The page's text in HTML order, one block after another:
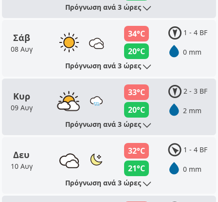
Πρόγνωση ανά 3 ώρες
Σάβ
08 Αυγ
34°C
20°C
1 - 4 BF
0 mm
Πρόγνωση ανά 3 ώρες
Κυρ
09 Αυγ
33°C
20°C
2 - 3 BF
2 mm
Πρόγνωση ανά 3 ώρες
Δευ
10 Αυγ
32°C
21°C
1 - 4 BF
0 mm
Πρόγνωση ανά 3 ώρες